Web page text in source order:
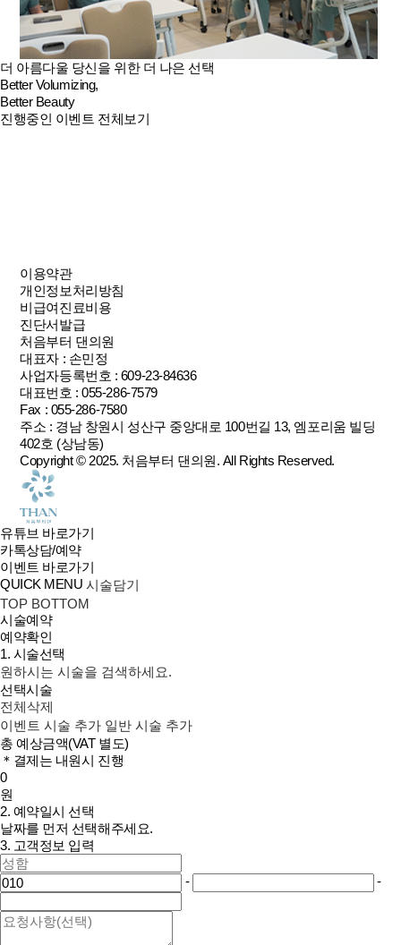
더 아름다울 당신을 위한 더 나은 선택
Better Volumizing,
Better Beauty
진행중인 이벤트 전체보기
이용약관
개인정보처리방침
비급여진료비용
진단서발급
처음부터 댄의원
대표자 : 손민정
사업자등록번호 : 609-23-84636
대표번호 : 055-286-7579
Fax : 055-286-7580
주소 : 경남 창원시 성산구 중앙대로 100번길 13, 엠포리움 빌딩
402호 (상남동)
Copyright © 2025. 처음부터 댄의원. All Rights Reserved.
유튜브 바로가기
카톡상담/예약
이벤트 바로가기
QUICK MENU 시술담기
TOP BOTTOM
시술예약
예약확인
1. 시술선택
원하시는 시술을 검색하세요.
선택시술
전체삭제
이벤트 시술 추가 일반 시술 추가
총 예상금액(VAT 별도)
＊결제는 내원시 진행
0
원
2. 예약일시 선택
날짜를 먼저 선택해주세요.
3. 고객정보 입력
- -